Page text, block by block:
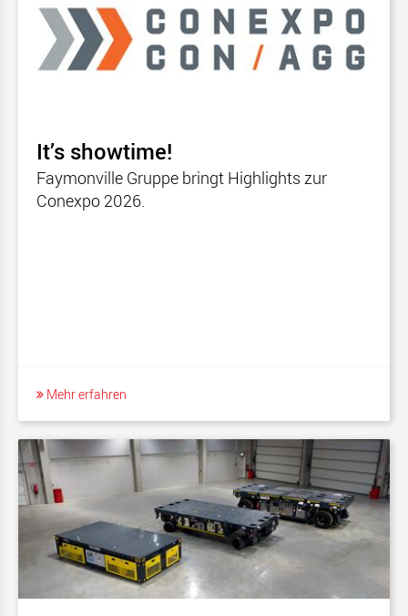
It’s showtime!
Faymonville Gruppe bringt Highlights zur
Conexpo 2026.
Mehr erfahren